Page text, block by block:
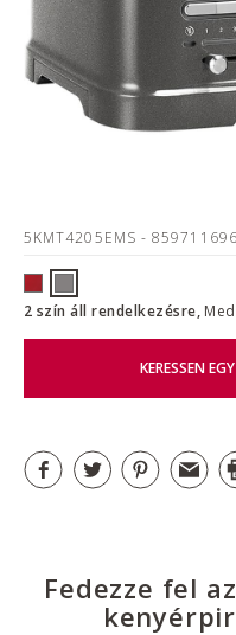
5KMT4205EMS -
2 szín áll rendelkezésre,
KERESSEN
Fedezze fel